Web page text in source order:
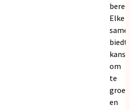
Elke
biedt
om
te
en